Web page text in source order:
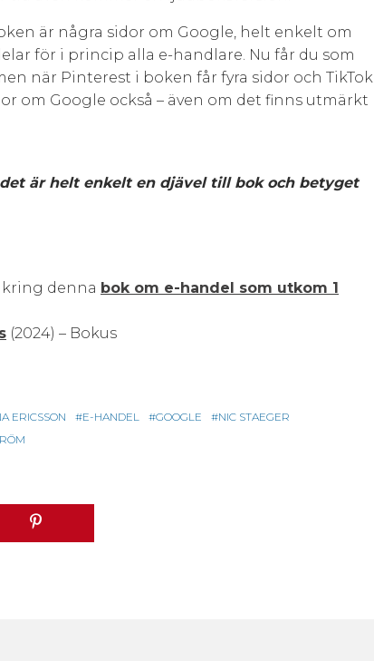
är några sidor om Google, helt enkelt om
för i princip alla e-handlare. Nu får du som
när Pinterest i boken får fyra sidor och TikTok
om Google också – även om det finns utmärkt
det är helt enkelt en djävel till bok och betyget
kring denna bok om e-handel som utkom 1
(2024) – Bokus
ERICSSON E-HANDEL GOOGLE
NIC STAEGER